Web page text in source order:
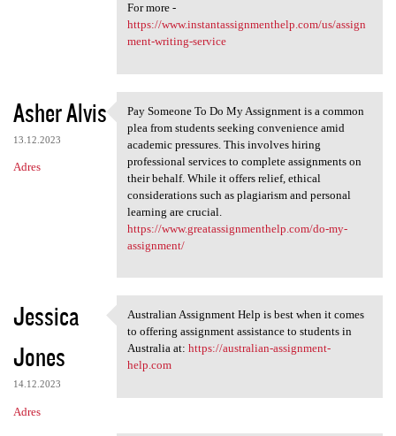
For more -
https://www.instantassignmenthelp.com/us/assign
ment-writing-service
Asher Alvis
13.12.2023
Adres
Pay Someone To Do My
Pay Someone To Do My Assignment is a common
plea from students seeking convenience amid
academic pressures. This involves hiring
professional services to complete assignments on
their behalf. While it offers relief, ethical
considerations such as plagiarism and personal
learning are crucial.
https://www.greatassignmenthelp.com/do-my-
assignment/
Jessica
Jones
14.12.2023
Adres
Australian Assignment Help is
Australian Assignment Help is best when it comes
to offering assignment assistance to students in
Australia at: https://australian-assignment-
help.com